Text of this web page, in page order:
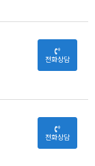
전화상담
전화상담